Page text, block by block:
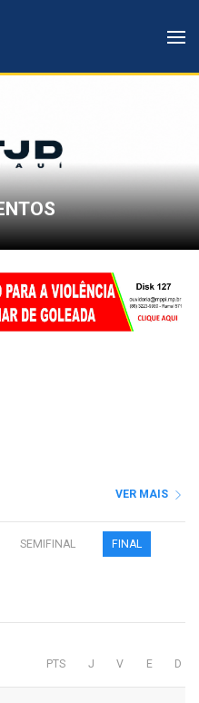
VER MAIS
SEMIFINAL FINAL
PTS J V E D